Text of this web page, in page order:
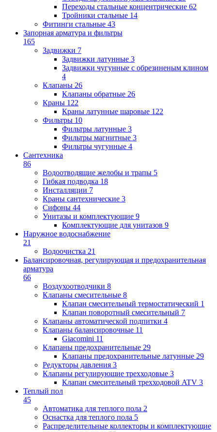
Переходы стальные концентрические 62
Тройники стальные 14
Фитинги стальные 43
Запорная арматура и фильтры
165
Задвижки 7
Задвижки латунные 3
Задвижки чугунные с обрезиненым клином
4
Клапаны 26
Клапаны обратные 26
Краны 122
Краны латунные шаровые 122
Фильтры 10
Фильтры латунные 3
Фильтры магнитные 3
Фильтры чугунные 4
Сантехника
86
Водоотводящие желобы и трапы 5
Гибкая подводка 18
Инсталляции 7
Краны сантехнические 3
Сифоны 44
Унитазы и комплектующие 9
Комплектующие для унитазов 9
Наружное водоснабжение
21
Водоочистка 21
Балансировочная, регулирующая и предохранительная
арматура
66
Воздухоотводчики 8
Клапаны cмесительные 8
Клапан cмесительный термостатический 1
Клапан поворотный cмесительный 7
Клапаны автоматической подпитки 4
Клапаны балансировочные 11
Giacomini 11
Клапаны предохранительные 29
Клапаны предохранительные латунные 29
Редукторы давления 3
Клапаны регулирующие трехходовые 3
Клапан смесительный трехходовой ATV 3
Теплый пол
45
Автоматика для теплого пола 2
Оснастка для теплого пола 5
Распределительные коллекторы и комплектующие